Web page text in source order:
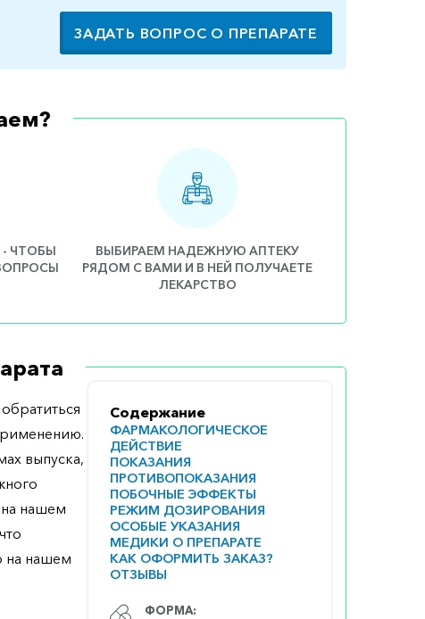
ЗАДАТЬ ВОПРОС О ПРЕПАРАТЕ
ЧТОБЫ
ВЫБИРАЕМ НАДЕЖНУЮ АПТЕКУ
РЯДОМ С ВАМИ И В НЕЙ ПОЛУЧАЕТЕ
ЛЕКАРСТВО
Содержание
ФАРМАКОЛОГИЧЕСКОЕ
ДЕЙСТВИЕ
ПОКАЗАНИЯ
ПРОТИВОПОКАЗАНИЯ
ПОБОЧНЫЕ ЭФФЕКТЫ
РЕЖИМ ДОЗИРОВАНИЯ
ОСОБЫЕ УКАЗАНИЯ
МЕДИКИ О ПРЕПАРАТЕ
КАК ОФОРМИТЬ ЗАКАЗ?
ОТЗЫВЫ
ФОРМА:
выпуска,
на нашем
на нашем